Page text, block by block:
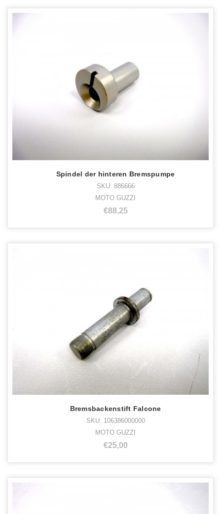
Spindel der hinteren Bremspumpe
SKU: 886666
MOTO GUZZI
€88,25
Bremsbackenstift Falcone
SKU: 106386000000
MOTO GUZZI
€25,00